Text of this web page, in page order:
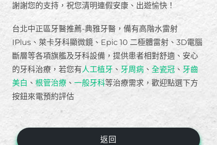
謝謝您的支持，祝您清明連假安康、出遊愉快！
台北中正區牙醫推薦-典雅牙醫，備有高階水雷射
IPlus、萊卡牙科顯微鏡、Epic 10 二極體雷射、3D電腦
斷層等各項旗艦及牙科設備，提供患者相對舒適、安心
的牙科治療，若您有人工植牙 、 牙周病 、 全瓷冠 、 牙齒
美白 、 根管治療 、 一般牙科等治療需求，歡迎點選下方
按鈕來電預約評估
返回